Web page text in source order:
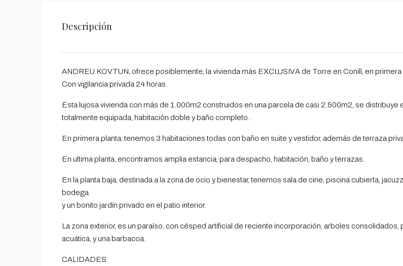
Descripción
ANDREU KOVTUN, ofrece posiblemente, la vivienda más EXCLUSIVA de Torre en Conill, en
Con vigilancia privada 24 horas.
Esta lujosa vivienda con más de 1.000m2 construidos en una parcela de casi 2.500m2, se distribuye
totalmente equipada, habitación doble y baño completo.
En primera planta, tenemos 3 habitaciones todas con baño en suite y vestidor, además de terraza
En ultima planta, encontramos amplia estancia, para despacho, habitación, baño y terrazas.
En la planta baja, destinada a la zona de ocio y bienestar, tenemos sala de cine, piscina cubierta,
bodega
y un bonito jardín privado en el patio interior.
La zona exterior, es un paraíso, con césped artificial de reciente incorporación, arboles
acuática, y una barbacoa.
CALIDADES: